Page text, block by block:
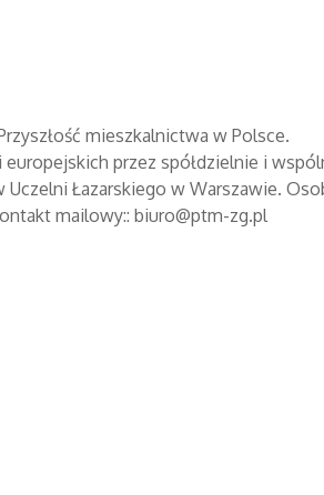
mieszkalnictwa w Polsce.
przez spółdzielnie i
Uczelni Łazarskiego w Warszawie.
mailowy:: biuro@ptm-zg.pl